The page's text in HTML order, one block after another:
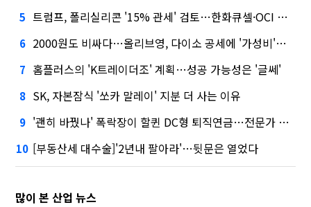
5 트럼프, 폴리실리콘 '15% 관세' 검토…한화큐셀·OCI 영향은?
6 2000원도 비싸다…올리브영, 다이소 공세에 '가성비'로 맞불
7 홈플러스의 'K트레이더조' 계획…성공 가능성은 '글쎄'
8 SK, 자본잠식 '쏘카 말레이' 지분 더 사는 이유
9 '괜히 바꿨나' 폭락장이 할퀸 DC형 퇴직연금…전문가 조언은
10 [부동산세 대수술]'2년내 팔아라'…뒷문은 열었다
많이 본 산업 뉴스